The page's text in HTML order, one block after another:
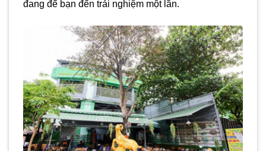
đang để bạn đến trải nghiệm một lần.